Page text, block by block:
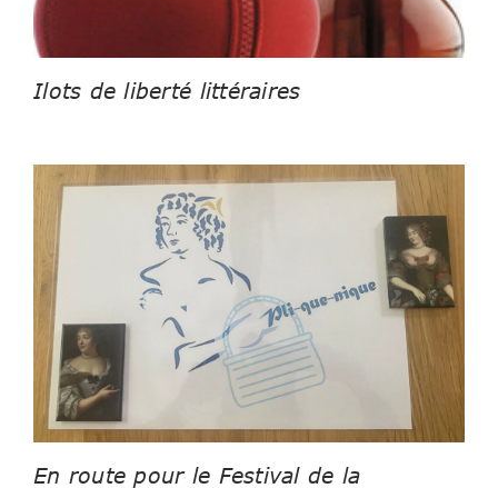
Ilots de liberté littéraires
En route pour le Festival de la